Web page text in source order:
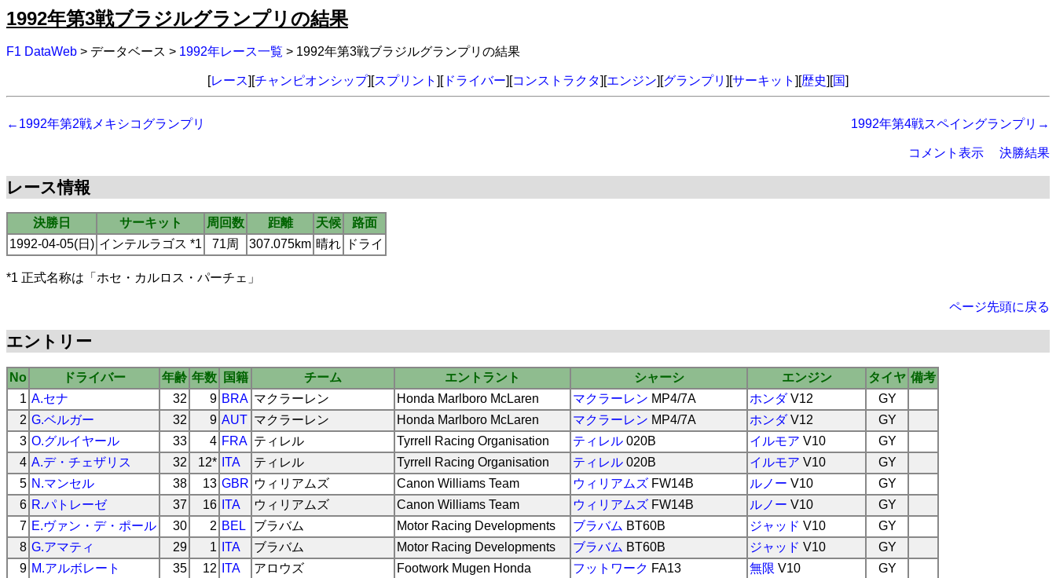
1992年第3戦ブラジルグランプリの結果
F1 DataWeb > データベース > 1992年レース一覧 > 1992年第3戦ブラジルグランプリの結果
[レース][チャンピオンシップ][スプリント ][ドライバー][コンストラクタ][エンジン][グランプリ ][サーキット ][歴史][国]
←1992年第2戦メキシコグランプリ 1992年第4戦スペイングランプリ→
コメント表示 決勝結果
レース情報
決勝日 サーキット 周回数 距離 天候
路面
1992-04-05(日) インテルラゴス *1 71周 307.075km 晴れ ドライ
*1 正式名称は「ホセ・カルロス・パーチェ」
ページ先頭に戻る
エントリー
No ドライバー 年齢 年数 国籍 チーム エントラント シャーシ エンジン タイヤ 備考
1 A.セナ 32 9 BRA マクラーレン Honda Marlboro McLaren マクラーレン MP4/7A ホンダV12
GY
2 G.ベルガー 32 9 AUT マクラーレン Honda Marlboro McLaren マクラーレン MP4/7A ホンダV12
GY
3 O.グルイヤール 33 4 FRA ティレル Tyrrell Racing Organisation ティレル 020B イルモア V10
GY
4 A.デ・チェザリス 32 12* ITA ティレル Tyrrell Racing Organisation ティレル 020B イルモア V10
GY
5 N.マンセル 38 13 GBR ウィリアムズ Canon Williams Team ウィリアムズ FW14B ルノー V10
GY
6 R.パトレーゼ 37 16 ITA ウィリアムズ Canon Williams Team ウィリアムズ FW14B ルノー V10
GY
7 E.ヴァン・デ・ポール 30 2 BEL ブラバム Motor Racing Developments ブラバム BT60B ジャッド V10
GY
8 G.アマティ 29 1 ITA ブラバム Motor Racing Developments ブラバム BT60B ジャッド V10
GY
9 M.アルボレート 35 12 ITA アロウズ Footwork Mugen Honda フットワーク FA13 無限 V10
GY